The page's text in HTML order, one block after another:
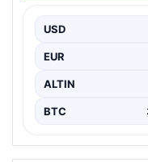
yakınlarında,
büyük endişe…
USD
EUR
ALTIN
BTC